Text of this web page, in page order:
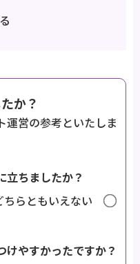
か？
運営の参考といたしま
立ちましたか？
ちらともいえない
けやすかったですか？